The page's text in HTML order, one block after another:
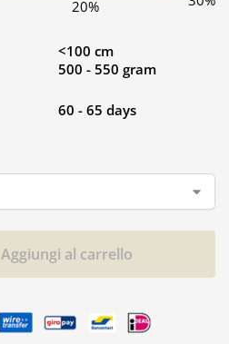
20%
<100 cm
500 - 550 gram
60 - 65 days
Aggiungi al carrello